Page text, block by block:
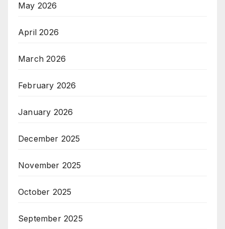
May 2026
April 2026
March 2026
February 2026
January 2026
December 2025
November 2025
October 2025
September 2025